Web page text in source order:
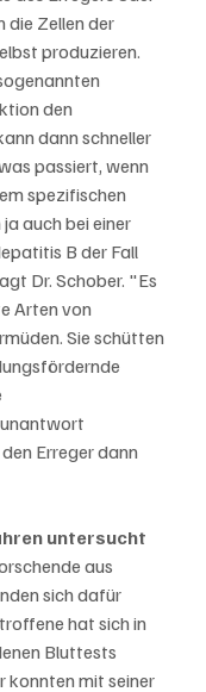
die Zellen der
produzieren.
den
dann schneller
passiert, wenn
spezifischen
auch bei einer
B der Fall
Dr. Schober. "Es
Arten von
Sie schütten
Erreger dann
untersucht
aus
sich dafür
hat sich in
Bluttests
konnten mit seiner